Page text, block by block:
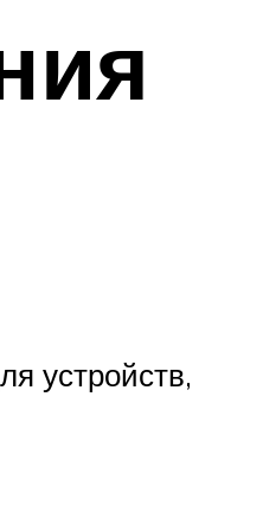
устройств,